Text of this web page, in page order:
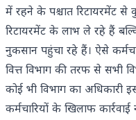
में रहने के पश्चात रिटायरमेंट
रिटायरमेंट के लाभ ले रहे हैं
नुकसान पहुंचा रहे हैं। ऐसे
वित्त विभाग की तरफ से सभी
कोई भी विभाग का अधिकारी
कर्मचारियों के खिलाफ कार्रवाई